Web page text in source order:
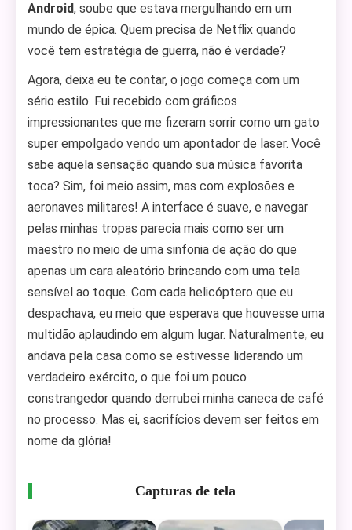
Android, soube que estava mergulhando em um
mundo de épica. Quem precisa de Netflix quando
você tem estratégia de guerra, não é verdade?
Agora, deixa eu te contar, o jogo começa com um
sério estilo. Fui recebido com gráficos
impressionantes que me fizeram sorrir como um gato
super empolgado vendo um apontador de laser. Você
sabe aquela sensação quando sua música favorita
toca? Sim, foi meio assim, mas com explosões e
aeronaves militares! A interface é suave, e navegar
pelas minhas tropas parecia mais como ser um
maestro no meio de uma sinfonia de ação do que
apenas um cara aleatório brincando com uma tela
sensível ao toque. Com cada helicóptero que eu
despachava, eu meio que esperava que houvesse uma
multidão aplaudindo em algum lugar. Naturalmente, eu
andava pela casa como se estivesse liderando um
verdadeiro exército, o que foi um pouco
constrangedor quando derrubei minha caneca de café
no processo. Mas ei, sacrifícios devem ser feitos em
nome da glória!
Capturas de tela